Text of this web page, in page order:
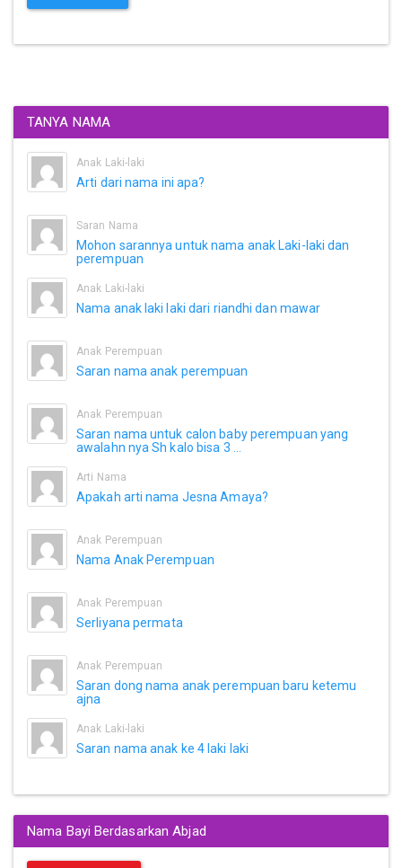
TANYA NAMA
Anak Laki-laki
Arti dari nama ini apa?
Saran Nama
Mohon sarannya untuk nama anak Laki-laki dan
perempuan
Anak Laki-laki
Nama anak laki laki dari riandhi dan mawar
Anak Perempuan
Saran nama anak perempuan
Anak Perempuan
Saran nama untuk calon baby perempuan yang
awalahn nya Sh kalo bisa 3 ...
Arti Nama
Apakah arti nama Jesna Amaya?
Anak Perempuan
Nama Anak Perempuan
Anak Perempuan
Serliyana permata
Anak Perempuan
Saran dong nama anak perempuan baru ketemu
ajna
Anak Laki-laki
Saran nama anak ke 4 laki laki
Nama Bayi Berdasarkan Abjad